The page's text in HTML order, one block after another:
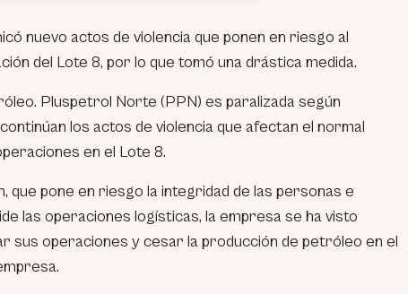
nuevo actos de violencia que ponen en riesgo al
del Lote 8, por lo que tomó una drástica medida.
Pluspetrol Norte (PPN) es paralizada según
los actos de violencia que afectan el normal
en el Lote 8.
que pone en riesgo la integridad de las personas e
las operaciones logísticas, la empresa se ha visto
sus operaciones y cesar la producción de petróleo en el